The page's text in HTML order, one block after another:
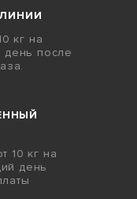
кг на
после
10 кг на
день